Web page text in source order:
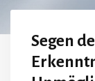
Segen